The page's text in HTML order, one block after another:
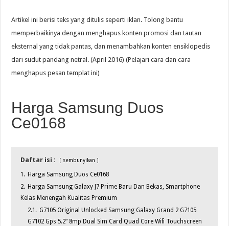
Artikel ini berisi teks yang ditulis seperti iklan. Tolong bantu
memperbaikinya dengan menghapus konten promosi dan tautan
eksternal yang tidak pantas, dan menambahkan konten ensiklopedis
dari sudut pandang netral. (April 2016) (Pelajari cara dan cara
menghapus pesan templat ini)
Harga Samsung Duos
Ce0168
Daftar isi : sembunyikan
1. Harga Samsung Duos Ce0168
2. Harga Samsung Galaxy J7 Prime Baru Dan Bekas, Smartphone
Kelas Menengah Kualitas Premium
2.1. G7105 Original Unlocked Samsung Galaxy Grand 2 G7105
G7102 Gps 5.2“ 8mp Dual Sim Card Quad Core Wifi Touchscreen